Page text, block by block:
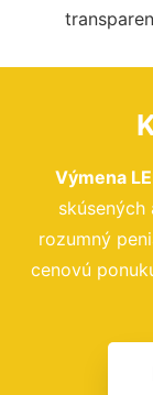
Výmena
rozumný
cenovú